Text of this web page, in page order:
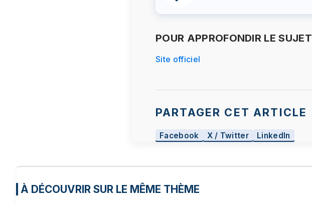
POUR APPROFONDIR LE SUJET
Site officiel
PARTAGER CET ARTICLE
Facebook X / Twitter LinkedIn
À DÉCOUVRIR SUR LE MÊME THÈME